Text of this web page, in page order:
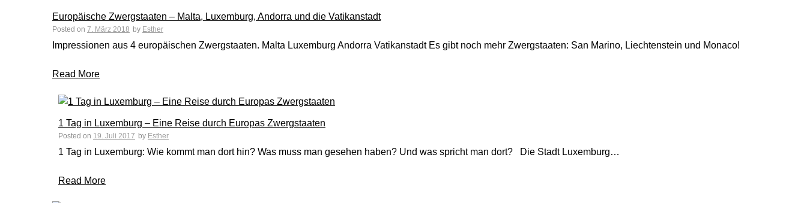
Europäische Zwergstaaten – Malta, Luxemburg, Andorra und die Vatikanstadt
Posted on 7. März 2018 by Esther
Impressionen aus 4 europäischen Zwergstaaten. Malta Luxemburg Andorra Vatikanstadt Es gibt noch mehr Zwergstaaten: San Marino, Liechtenstein und Monaco!
Read More
1 Tag in Luxemburg – Eine Reise durch Europas Zwergstaaten
Posted on 19. Juli 2017 by Esther
1 Tag in Luxemburg: Wie kommt man dort hin? Was muss man gesehen haben? Und was spricht man dort? Die Stadt Luxemburg…
Read More